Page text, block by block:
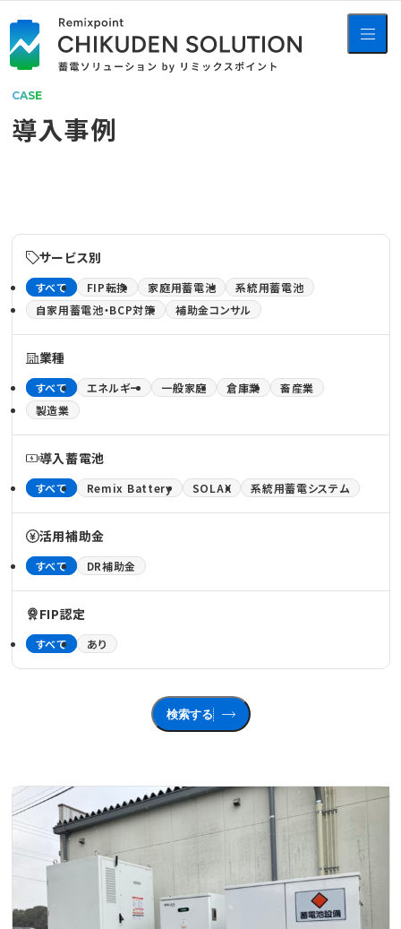
CASE
導入事例
サービス別
すべて FIP転換 家庭用蓄電池
系統用蓄電池
自家用蓄電池・BCP対策
補助金コンサル
業種
すべて エネルギー 一般家庭 倉庫業
畜産業
製造業
導入蓄電池
すべて Remix Battery SOLAX 系統用蓄電システム
活用補助金
すべて DR補助金
FIP認定
すべて あり
検索する